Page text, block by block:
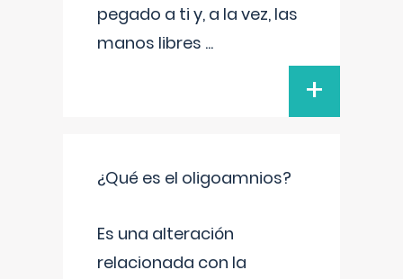
pegado a ti y, a la vez, las
manos libres ...
+
¿Qué es el oligoamnios?
Es una alteración
relacionada con la